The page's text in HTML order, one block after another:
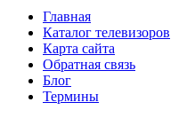
Главная
Каталог телевизоров
Карта сайта
Обратная связь
Блог
Термины